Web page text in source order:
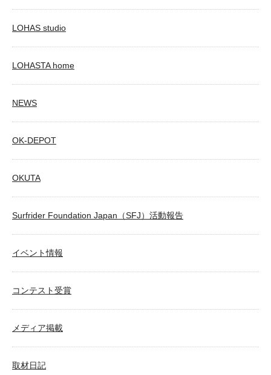
LOHAS studio
LOHASTA home
NEWS
OK-DEPOT
OKUTA
Surfrider Foundation Japan（SFJ）活動報告
イベント情報
コンテスト受賞
メディア掲載
取材日記